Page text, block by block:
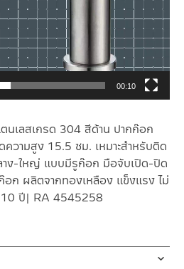
นเลสเกรด 304 สีด้าน ปากก๊อก
วามสูง 15.5 ซม. เหมาะสำหรับติด
าง-ใหญ่ แบบมีรูก๊อก มือจับเปิด-ปิด
ก ผลิตจากทองเหลือง แข็งแรง ไม่
10 ปี| RA 4545258
00:10